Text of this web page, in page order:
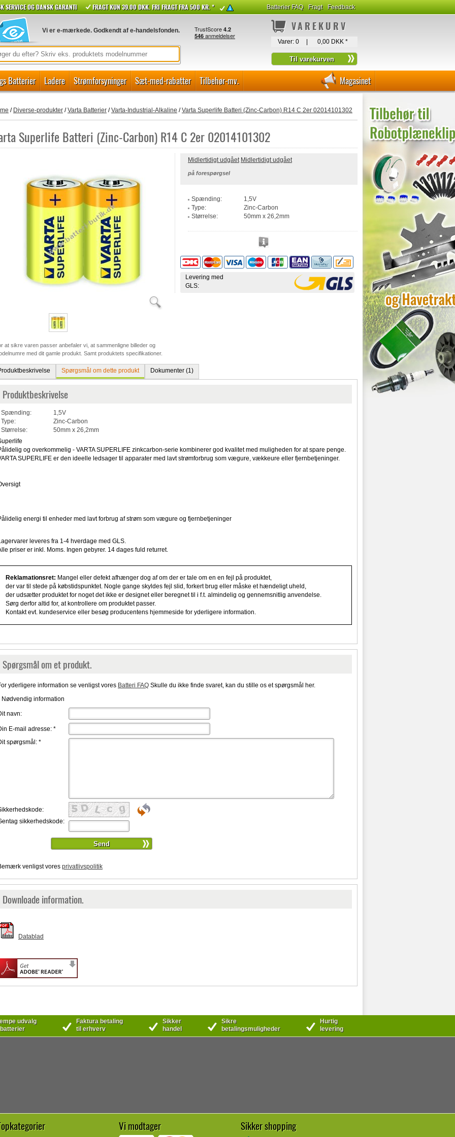
SERVICE OG DANSK GARANTI FRAGT KUN 39.00 DKK. FRI FRAGT FRA 500 KR. * Batterier FAQ Fragt Feedback
Vi er e-mærkede. Godkendt af e-handelsfonden. VAREKURV
Varer: 0 0,00 DKK *
Batterier Ladere Strømforsyninger Sæt-med-rabatter Tilbehør-mv. Magasinet
/ Diverse-produkter/Varta Batterier/Varta-Industrial-Alkaline /Varta Superlife Batteri (Zinc-Carbon) R14 C 2er 02014101302
Superlife Batteri (Zinc-Carbon) R14 C 2er 02014101302
at sikre varen passer anbefaler vi, at sammenligne billeder og
med dit gamle produkt. Samt produktets specifikationer.
Midlertidigt udgået Midlertidigt udgået
på forespørgsel
Spænding:
1,5V
Type:
Zinc-Carbon
Størrelse:
50mm x 26,2mm
Levering med
GLS:
Spørgsmål om dette produkt Dokumenter (1)
Produktbeskrivelse
Spænding:
1,5V
Type:
Zinc-Carbon
Størrelse:
50mm x 26,2mm
og overkommelig - VARTA SUPERLIFE zinkcarbon-serie kombinerer god kvalitet med muligheden for at spare penge.
SUPERLIFE er den ideelle ledsager til apparater med lavt strømforbrug som vægure, vækkeure eller fjernbetjeninger.
energi til enheder med lavt forbrug af strøm som vægure og fjernbetjeninger
leveres fra 1-4 hverdage med GLS.
priser er inkl. Moms. Ingen gebyrer. 14 dages fuld returret.
Reklamationsret: Mangel eller defekt afhænger dog af om der er tale om en en fejl på produktet,
der var til stede på købstidspunktet. Nogle gange skyldes fejl slid, forkert brug eller måske et hændeligt uheld,
der udsætter produktet for noget det ikke er designet eller beregnet til i f.t. almindelig og gennemsnitlig anvendelse.
Sørg derfor altid for, at kontrollere om produktet passer.
Kontakt evt. kundeservice eller besøg producentens hjemmeside for yderligere information.
Spørgsmål om et produkt.
yderligere information se venligst vores Batteri FAQSkulle du ikke finde svaret, kan du stille os et spørgsmål her.
Nødvendig information
navn:
E-mail adresse: *
spørgsmål: *
sikkerhedskode:
venligst vores privatlivspolitik
Downloade information.
Datablad
udvalg
Faktura betaling
til erhverv
Sikker
handel
Sikre
betalingsmuligheder
Hurtig
levering
Vi modtager Sikker shopping